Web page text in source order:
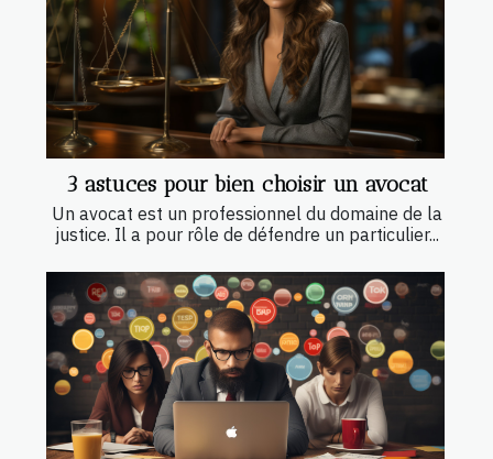
3 astuces pour bien choisir un avocat
Un avocat est un professionnel du domaine de la
justice. Il a pour rôle de défendre un particulier...